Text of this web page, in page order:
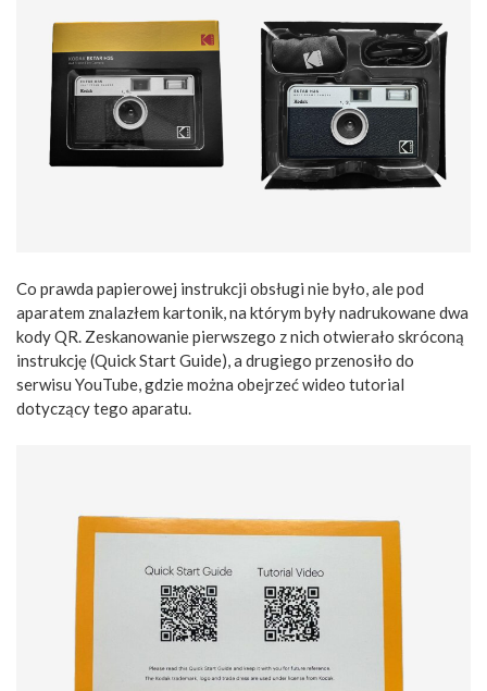
Co prawda papierowej instrukcji obsługi nie było, ale pod
aparatem znalazłem kartonik, na którym były nadrukowane dwa
kody QR. Zeskanowanie pierwszego z nich otwierało skróconą
instrukcję (Quick Start Guide), a drugiego przenosiło do
serwisu YouTube, gdzie można obejrzeć wideo tutorial
dotyczący tego aparatu.